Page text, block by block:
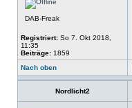
DAB-Freak
Registriert: So 7. Okt 2018,
11:35
Beiträge: 1859
Nach oben
Nordlicht2